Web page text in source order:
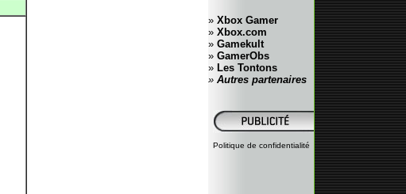
» Xbox Gamer
» Xbox.com
» Gamekult
» GamerObs
» Les Tontons
» Autres partenaires
Politique de confidentialité